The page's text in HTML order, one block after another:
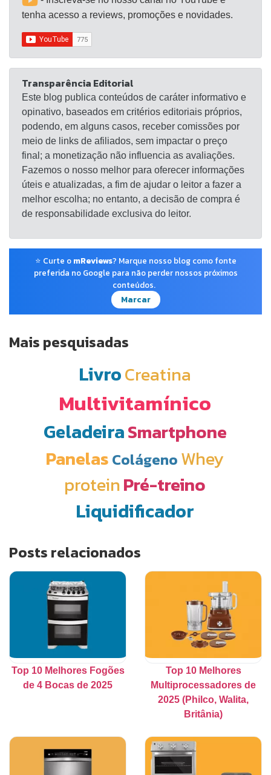
tenha acesso a reviews, promoções e novidades.
Transparência Editorial
Este blog publica conteúdos de caráter informativo e
opinativo, baseados em critérios editoriais próprios,
podendo, em alguns casos, receber comissões por
meio de links de afiliados, sem impactar o preço
final; a monetização não influencia as avaliações.
Fazemos o nosso melhor para oferecer informações
úteis e atualizadas, a fim de ajudar o leitor a fazer a
melhor escolha; no entanto, a decisão de compra é
de responsabilidade exclusiva do leitor.
⭐ Curte o mReviews? Marque nosso blog como fonte
preferida no Google para não perder nossos próximos
conteúdos.
Marcar
Mais pesquisadas
LivroCreatina
Multivitamínico
GeladeiraSmartphone
Panelas Colágeno Whey
proteinPré-treino
Liquidificador
Posts relacionados
Top 10 Melhores Fogões
de 4 Bocas de 2025
Top 10 Melhores
Multiprocessadores de
2025 (Philco, Walita,
Britânia)